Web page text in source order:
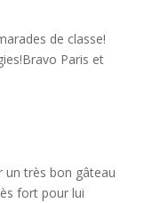
de classe!
Paris et
un très bon gâteau
fort pour lui